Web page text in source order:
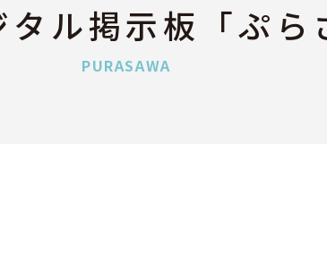
ル掲示板「ぷら
PURASAWA